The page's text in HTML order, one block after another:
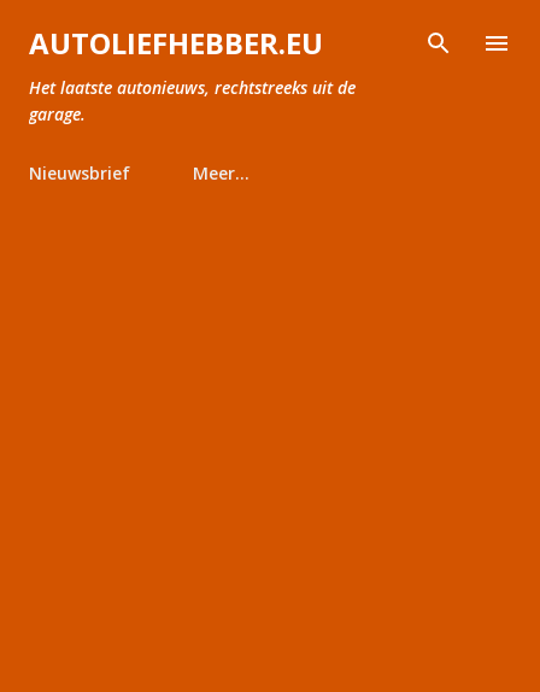
Doorgaan naar hoofdcontent
AUTOLIEFHEBBER.EU
Het laatste autonieuws, rechtstreeks uit de
garage.
Nieuwsbrief Meer…